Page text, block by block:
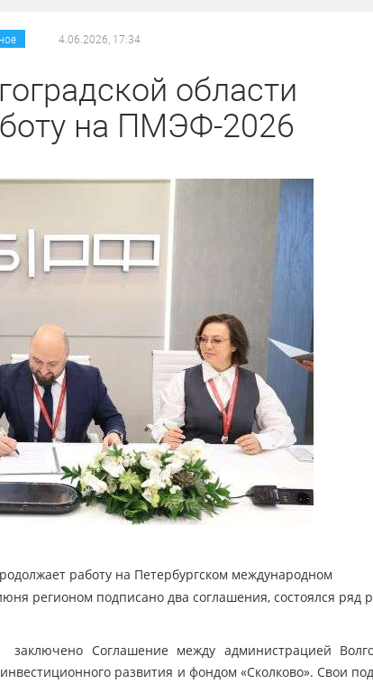
4.06.2026, 17:34
области
на ПМЭФ-2026
работу на Петербургском международном
регионом подписано два соглашения, состоялся ряд
Соглашение между администрацией
развития и фондом «Сколково». Свои